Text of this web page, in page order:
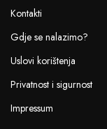
Kontakti
Gdje se nalazimo?
Uslovi korištenja
Privatnost i sigurnost
Impressum